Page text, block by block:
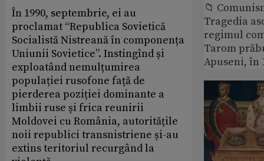
În 1990, septembrie, ei au
proclamat “Republica Sovietică
Socialistă Nistreană în componența
Uniunii Sovietice”. Instingînd și
exploatând nemulțumirea
populației rusofone față de
pierderea poziției dominante a
limbii ruse și frica reunirii
Moldovei cu România, autoritățile
noii republici transnistriene și-au
extins teritoriul recurgând la
📁
Tragedia
regimul
Tarom
Apuseni, în